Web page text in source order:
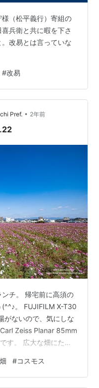
（松平義行）寄組の
兵衛と共に暇を下さ
改易とは言っていな
#改易
Pref. • 2年前
チ。 帰宅前に高須の
。 FUJIFILM X-T30
がないので、気にしな
Zeiss Planar 85mm
す。 広大な畑にたく
α7III + SIGMA 19mm
#コスモス